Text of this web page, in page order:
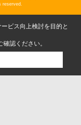
reserved.
ビス向上検討を目的と
確認ください。